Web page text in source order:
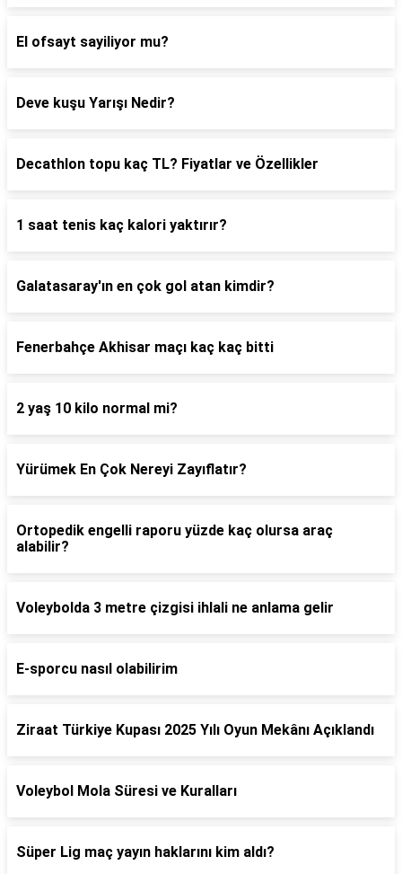
El ofsayt sayiliyor mu?
Deve kuşu Yarışı Nedir?
Decathlon topu kaç TL? Fiyatlar ve Özellikler
1 saat tenis kaç kalori yaktırır?
Galatasaray'ın en çok gol atan kimdir?
Fenerbahçe Akhisar maçı kaç kaç bitti
2 yaş 10 kilo normal mi?
Yürümek En Çok Nereyi Zayıflatır?
Ortopedik engelli raporu yüzde kaç olursa araç
alabilir?
Voleybolda 3 metre çizgisi ihlali ne anlama gelir
E-sporcu nasıl olabilirim
Ziraat Türkiye Kupası 2025 Yılı Oyun Mekânı Açıklandı
Voleybol Mola Süresi ve Kuralları
Süper Lig maç yayın haklarını kim aldı?